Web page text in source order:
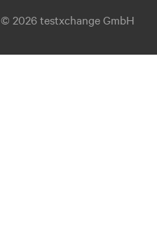
© 2026 testxchange GmbH